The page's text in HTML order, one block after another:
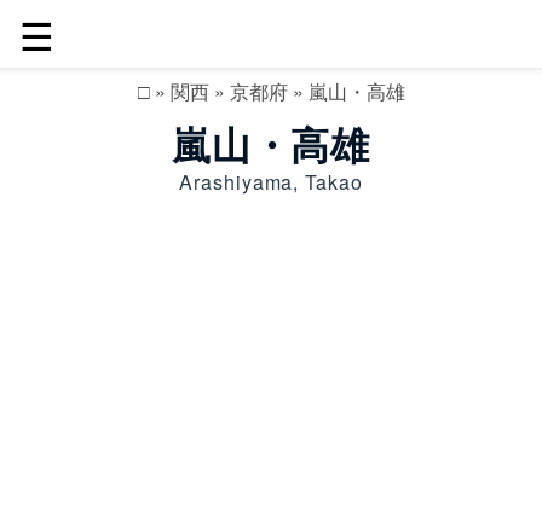
☰
□» 関西» 京都府» 嵐山・高雄
嵐山・高雄
Arashiyama, Takao